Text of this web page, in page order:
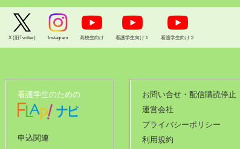
X (旧Twitter) Instagram 高校生向け 看護学生向け１ 看護学生向け２
看護学生のための
申込関連
お問い合せ・配信購読停止
運営会社
プライバシーポリシー
利用規約